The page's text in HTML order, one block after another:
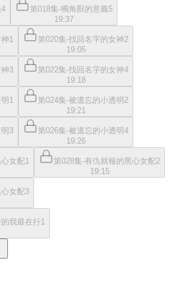
第018集-獨角獸的意義5
19:37
1
第020集-找回名字的女神2
19:05
3
第022集-找回名字的女神4
19:18
1
第024集-被遺忘的小透明2
19:21
3
第026集-被遺忘的小透明4
19:26
女配1
第028集-有仇就報的黑心女配2
19:15
女配3
我最在行1